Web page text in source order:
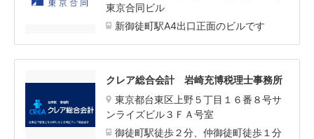
東京合同ビル
新御徒町駅A4出口正面のビルです
クレア総合会計 岩崎充博税理士事務所
東京都台東区上野５丁目１６番８号サ
ンライズビル３ＦＡ号室
御徒町駅徒歩２分、仲御徒町徒歩１分